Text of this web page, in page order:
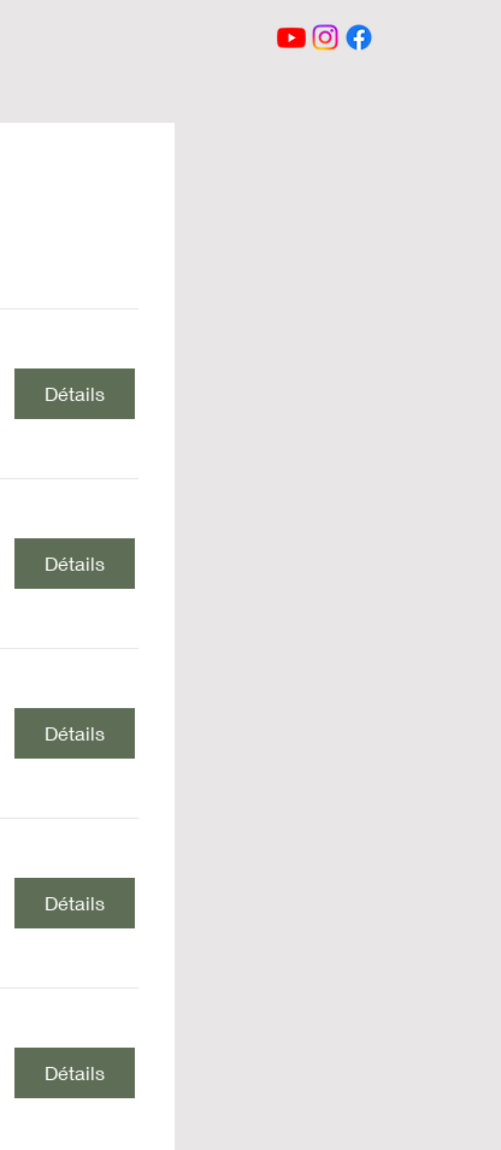
Détails
Détails
Détails
Détails
Détails